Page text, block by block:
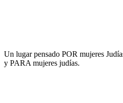
Un lugar pensado POR mujeres
y PARA mujeres judías.